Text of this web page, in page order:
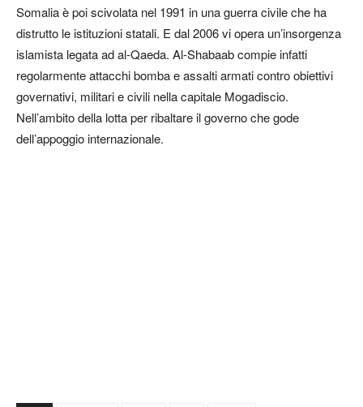
Somalia è poi scivolata nel 1991 in una guerra civile che ha
distrutto le istituzioni statali. E dal 2006 vi opera un’insorgenza
islamista legata ad al-Qaeda. Al-Shabaab compie infatti
regolarmente attacchi bomba e assalti armati contro obiettivi
governativi, militari e civili nella capitale Mogadiscio.
Nell’ambito della lotta per ribaltare il governo che gode
dell’appoggio internazionale.